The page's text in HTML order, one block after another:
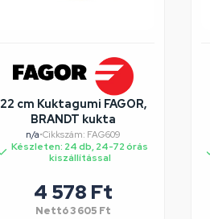
22 cm Kuktagumi FAGOR,
BRANDT kukta
n/a•Cikkszám: FAG609
Készleten: 24 db, 24-72 órás
kiszállítással
4 578 Ft
Nettó3 605 Ft